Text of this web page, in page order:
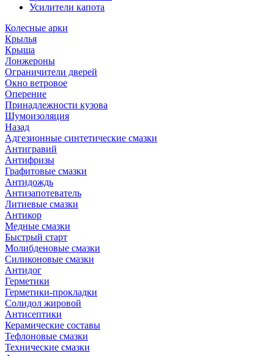
Усилители капота
Колесные арки
Крылья
Крыша
Лонжероны
Ограничители дверей
Окно ветровое
Оперение
Принадлежности кузова
Шумоизоляция
Назад
Адгезионные синтетические смазки
Антигравий
Антифризы
Графитовые смазки
Антидождь
Антизапотеватель
Литиевые смазки
Антикор
Медные смазки
Быстрый старт
Молибденовые смазки
Силиконовые смазки
Антидог
Герметики
Герметики-прокладки
Солидол жировой
Антисептики
Керамические составы
Тефлоновые смазки
Технические смазки